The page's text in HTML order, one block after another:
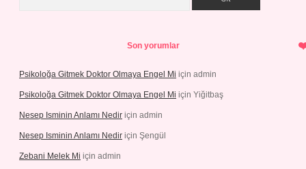
Son yorumlar
Psikoloğa Gitmek Doktor Olmaya Engel Mi için admin
Psikoloğa Gitmek Doktor Olmaya Engel Mi için Yiğitbaş
Nesep Isminin Anlamı Nedir için admin
Nesep Isminin Anlamı Nedir için Şengül
Zebani Melek Mi için admin